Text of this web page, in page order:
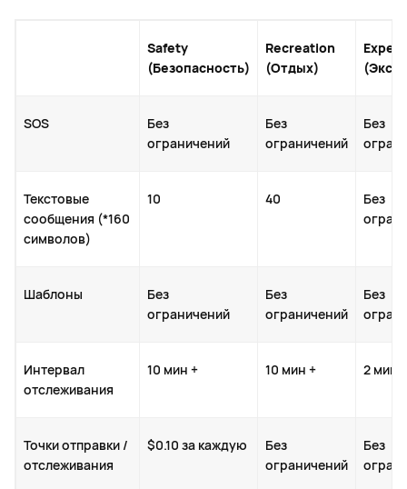
Safety
(Безопасность)
Recreation
(Отдых)
SOS
Без
ограничений
Без
ограничений
Без
Текстовые
сообщения (*160
символов)
10 40
Без
Шаблоны
Без
ограничений
Без
ограничений
Без
Интервал
отслеживания
10 мин + 10 мин + 2 мин +
Точки отправки /
отслеживания
$0.10 за каждую
Без
ограничений
Без